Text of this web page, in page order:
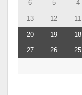
11
12
13
18
19
20
25
26
27